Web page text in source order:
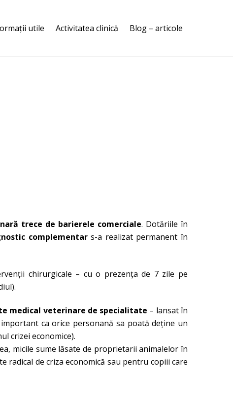
utile Activitatea clinică Blog – articole
trece de barierele comerciale. Dotăriile în
complementars-a realizat permanent în
chirurgicale – cu o prezenţa de 7 zile pe
medical veterinare de specialitate – lansat în
ca orice personană sa poată deţine un
crizei economice).
micile sume lăsate de proprietarii animalelor în
de criza economică sau pentru copiii care